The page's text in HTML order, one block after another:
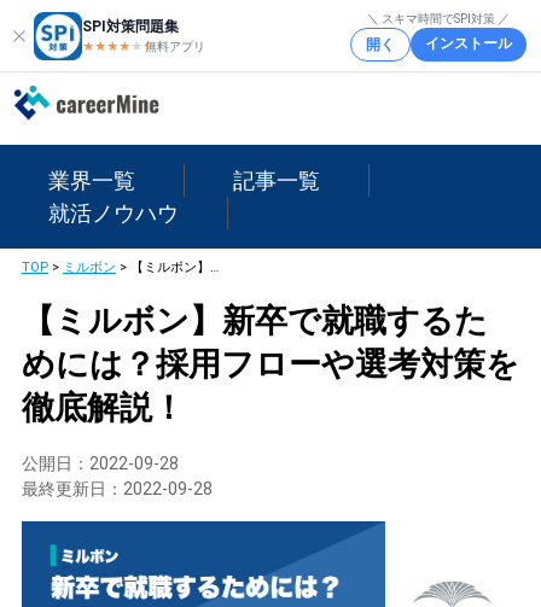
SPI対策問題集
★★★★ ★★
無料アプリ
＼ スキマ時間でSPI対策 ／
開く インストール
業界一覧
記事一覧
就活ノウハウ
TOP> ミルボン > 【ミルボン】新卒で就職するためには？採用フローや選考対策を徹底解説！
【ミルボン】新卒で就職するた
めには？採用フローや選考対策を
徹底解説！
公開日： 2022-09-28
最終更新日： 2022-09-28